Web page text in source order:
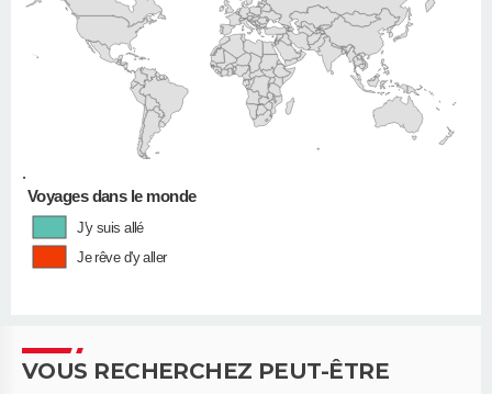
•
Voyages dans le monde
J'y suis allé
Je rêve d'y aller
VOUS RECHERCHEZ PEUT-ÊTRE